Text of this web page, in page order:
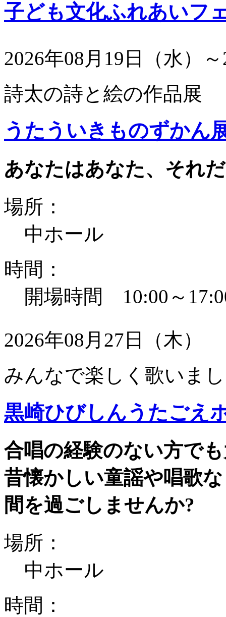
子ども文化ふれあいフ
2026年08月19日（水）
詩太の詩と絵の作品展
うたういきものずかん
あなたはあなた、それ
場所：
中ホール
時間：
開場時間 10:00～
2026年08月27日（木）
みんなで楽しく歌いま
黒崎ひびしんうたごえ
合唱の経験のない方で
昔懐かしい童謡や唱歌
間を過ごしませんか?
場所：
中ホール
時間：